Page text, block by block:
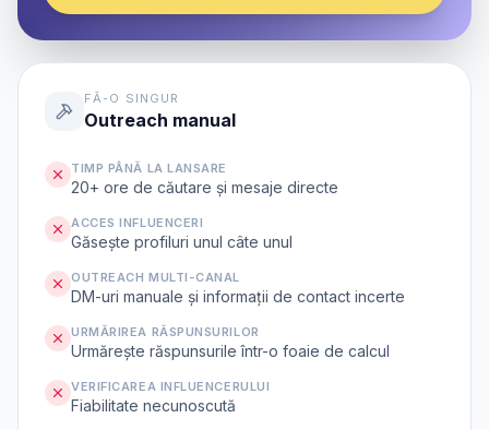
FĂ-O SINGUR
Outreach manual
TIMP PÂNĂ LA LANSARE
20+ ore de căutare și mesaje directe
ACCES INFLUENCERI
Găsește profiluri unul câte unul
OUTREACH MULTI-CANAL
DM-uri manuale și informații de contact incerte
URMĂRIREA RĂSPUNSURILOR
Urmărește răspunsurile într-o foaie de calcul
VERIFICAREA INFLUENCERULUI
Fiabilitate necunoscută